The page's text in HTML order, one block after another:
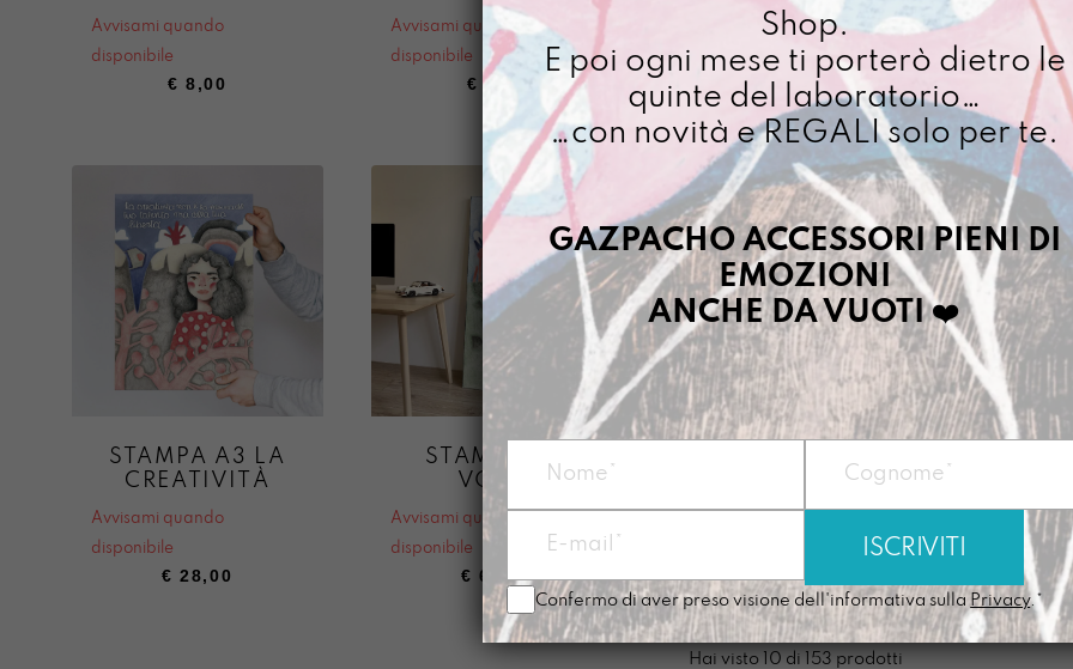
Avvisami quando
disponibile
€ 8,00
Avvisami quando
disponibile
€ 8,00
Avvisami quando
disponibile
€ 8,00
Avvisami
disponibile
€
STAMPA A3 LA
CREATIVITÀ
Avvisami quando
disponibile
€ 28,00
STAMPA A0
VOLA!
Avvisami quando
disponibile
€ 68,00 €68,00
Avvisami
disponibile
€
Hai visto 10 di 153 prodotti
Shop.
E poi ogni mese ti porterò dietro le
quinte del laboratorio…
…con novità e REGALI solo per te.
GAZPACHO ACCESSORI PIENI DI
EMOZIONI
ANCHE DA VUOTI❤️
Confermo di aver preso visione dell'informativa sulla Privacy.*